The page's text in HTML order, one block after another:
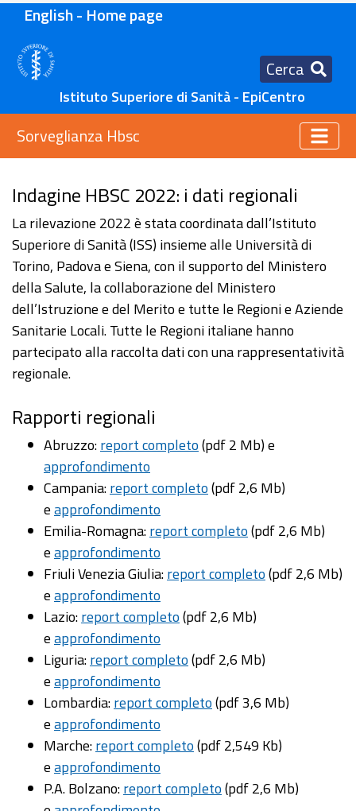
English - Home page
Cerca
Istituto Superiore di Sanità - EpiCentro
Sorveglianza Hbsc
Indagine HBSC 2022: i dati regionali
La rilevazione 2022 è stata coordinata dall’Istituto
Superiore di Sanità (ISS) insieme alle Università di
Torino, Padova e Siena, con il supporto del Ministero
della Salute, la collaborazione del Ministero
dell’Istruzione e del Merito e tutte le Regioni e Aziende
Sanitarie Locali. Tutte le Regioni italiane hanno
partecipato alla raccolta dati con una rappresentatività
regionale.
Rapporti regionali
Abruzzo:report completo(pdf 2 Mb) e
approfondimento
Campania:report completo(pdf 2,6 Mb)
eapprofondimento
Emilia-Romagna:report completo(pdf 2,6 Mb)
eapprofondimento
Friuli Venezia Giulia:report completo(pdf 2,6 Mb)
eapprofondimento
Lazio:report completo(pdf 2,6 Mb)
eapprofondimento
Liguria:report completo(pdf 2,6 Mb)
eapprofondimento
Lombardia:report completo(pdf 3,6 Mb)
eapprofondimento
Marche:report completo(pdf 2,549 Kb)
eapprofondimento
P.A. Bolzano:report completo(pdf 2,6 Mb)